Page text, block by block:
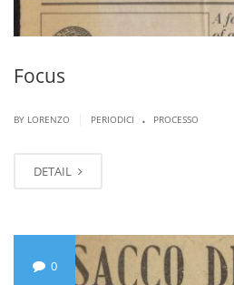
Focus
BY LORENZO PERIODICI . PROCESSO
DETAIL
0